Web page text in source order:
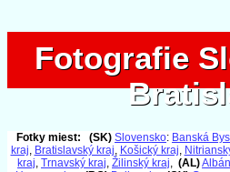
Fotografie
Fotografie
Fotky miest: (SK) Slovensko: Banská
kraj, Bratislavský kraj, Košický kraj,
kraj, Trnavský kraj, Žilinský kraj, (AL)